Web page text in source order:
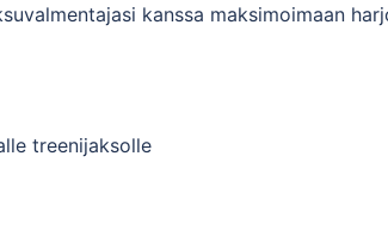
kanssa maksimoimaan
treenijaksolle